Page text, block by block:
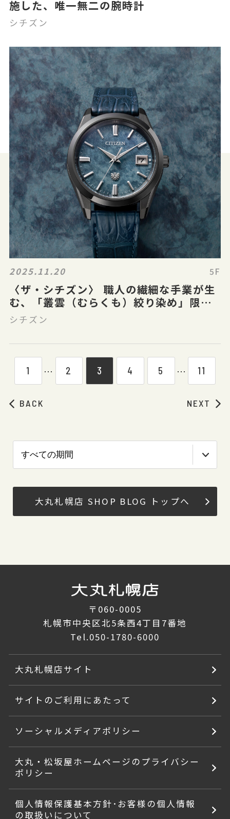
施した、唯一無二の腕時計
シチズン
2025.11.20 5F
〈ザ・シチズン〉 職人の繊細な手業が生
む、「叢雲（むらくも）絞り染め」限定
モデル
シチズン
BACK
1 ⋯ 2 3 4 5 ⋯ 11
NEXT
大丸札幌店 SHOP BLOG トップへ
〒060-0005
札幌市中央区北5条西4丁目7番地
Tel.050-1780-6000
大丸札幌店サイト
サイトのご利用にあたって
ソーシャルメディアポリシー
大丸・松坂屋ホームページのプライバシー
ポリシー
個人情報保護基本方針･お客様の個人情報
の取扱いについて